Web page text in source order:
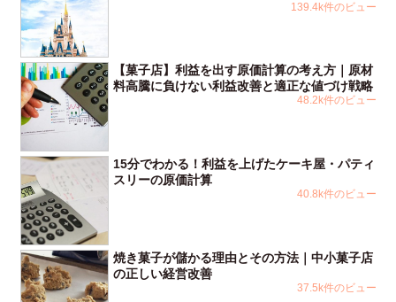
139.4k件のビュー
【菓子店】利益を出す原価計算の考え方｜原材
料高騰に負けない利益改善と適正な値づけ戦略
48.2k件のビュー
15分でわかる！利益を上げたケーキ屋・パティ
スリーの原価計算
40.8k件のビュー
焼き菓子が儲かる理由とその方法｜中小菓子店
の正しい経営改善
37.5k件のビュー